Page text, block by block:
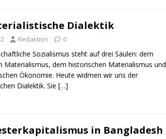
Dialektik
Redaktion 0
Sozialismus steht auf drei Säulen: dem
Materialismus, dem historischen Materialismus und
Ökonomie. Heute widmen wir uns der
Dialektik. Sie […]
in Bangladesh